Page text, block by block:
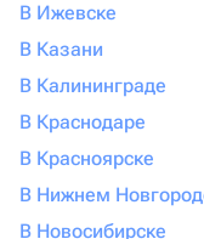
В Ижевске
В Казани
В Калининграде
В Краснодаре
В Красноярске
В Нижнем
В Новосибирске